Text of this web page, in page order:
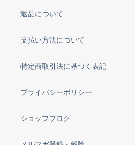
返品について
支払い方法について
特定商取引法に基づく表記
プライバシーポリシー
ショップブログ